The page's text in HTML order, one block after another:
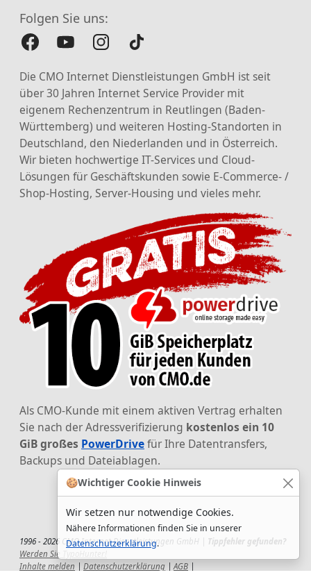
🍪Wichtiger Cookie Hinweis
Wir setzen nur notwendige Cookies.
Nähere Informationen finden Sie in unserer
Datenschutzerklärung.
Folgen Sie uns:
Die CMO Internet Dienstleistungen GmbH ist seit
über 30 Jahren Internet Service Provider mit
eigenem Rechenzentrum in Reutlingen (Baden-
Württemberg) und weiteren Hosting-Standorten in
Deutschland, den Niederlanden und in Österreich.
Wir bieten hochwertige IT-Services und Cloud-
Lösungen für Geschäftskunden sowie E-Commerce- /
Shop-Hosting, Server-Housing und vieles mehr.
Als CMO-Kunde mit einem aktiven Vertrag erhalten
Sie nach der Adressverifizierung kostenlos ein 10
GiB großes PowerDrivefür Ihre Datentransfers,
Backups und Dateiablagen.
1996 - 2026 CMO Internet Dienstleistungen GmbH | Tippfehler gefunden?
Werden Sie TypoHunter!
Inhalte melden
Datenschutzerklärung AGB